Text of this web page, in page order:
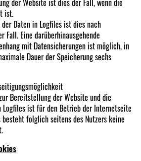
der Website ist dies der Fall, wenn die
ist.
Daten in Logfiles ist dies nach
Fall. Eine darüberhinausgehende
mit Datensicherungen ist möglich, in
Dauer der Speicherung sechs
Bereitstellung der Website und die
Logfiles ist für den Betrieb der Internetseite
folglich seitens des Nutzers keine